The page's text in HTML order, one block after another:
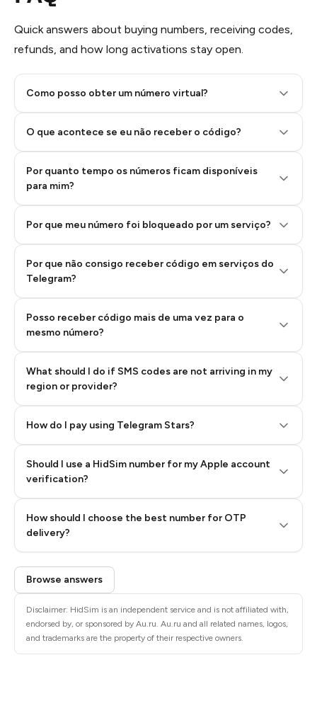
Quick answers about buying numbers, receiving codes,
refunds, and how long activations stay open.
Como posso obter um número virtual?
O que acontece se eu não receber o código?
Por quanto tempo os números ficam disponíveis
para mim?
Por que meu número foi bloqueado por um serviço?
Por que não consigo receber código em serviços do
Telegram?
Posso receber código mais de uma vez para o
mesmo número?
What should I do if SMS codes are not arriving in my
region or provider?
How do I pay using Telegram Stars?
Step 2: Buy Stars in Telegram
Step 3: Pay our bot with Stars
Should I use a HidSim number for my Apple account
verification?
How should I choose the best number for OTP
delivery?
Quality High To Low
Price High To
Low
Browse answers
Disclaimer: HidSim is an independent service and is not affiliated with,
endorsed by, or sponsored by Au.ru. Au.ru and all related names, logos,
and trademarks are the property of their respective owners.